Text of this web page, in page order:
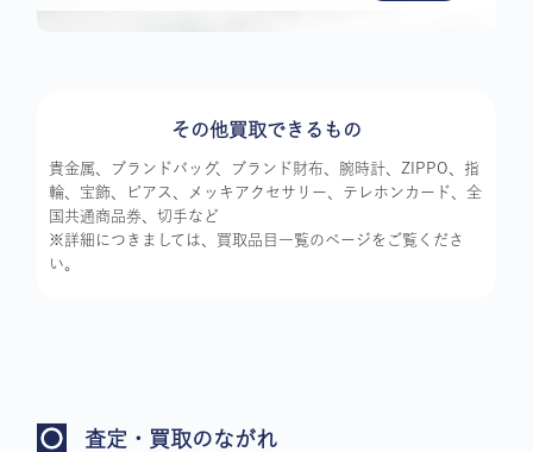
その他買取できるもの
貴金属、ブランドバッグ、ブランド財布、腕時計、ZIPPO、指
輪、宝飾、ピアス、メッキアクセサリー、テレホンカード、全
国共通商品券、切手など
※詳細につきましては、買取品目一覧のページをご覧くださ
い。
査定・買取のながれ